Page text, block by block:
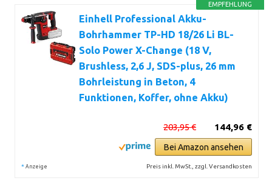
EMPFEHLUNG
Einhell Professional Akku-
Bohrhammer TP-HD 18/26 Li BL-
Solo Power X-Change (18 V,
Brushless, 2,6 J, SDS-plus, 26 mm
Bohrleistung in Beton, 4
Funktionen, Koffer, ohne Akku)
144,96 €
203,95 €
Bei Amazon ansehen
* Anzeige Preis inkl. MwSt., zzgl. Versandkosten